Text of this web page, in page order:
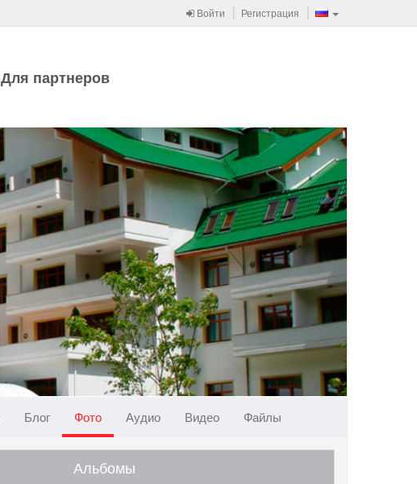
Войти Регистрация
Для партнеров
Блог Фото Аудио Видео Файлы
Альбомы